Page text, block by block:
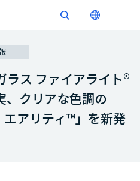
ラス ファイアライト®
、クリアな色調の
エアリティ™」を新発